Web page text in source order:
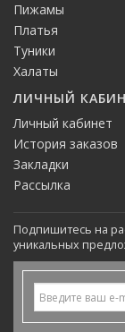
Пижамы
Платья
Туники
Халаты
ЛИЧНЫЙ
Личный кабинет
История заказов
Закладки
Рассылка
Подпишитесь на
уникальных